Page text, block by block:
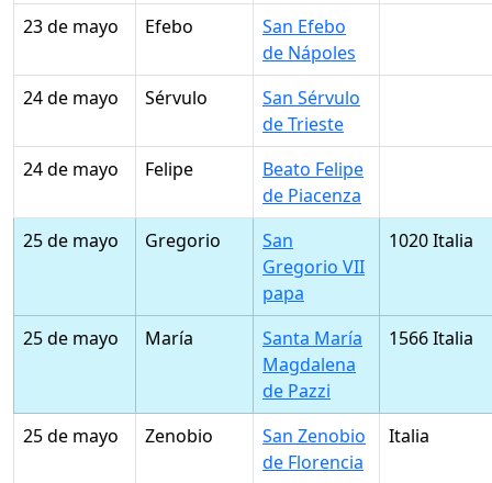
23 de mayo Efebo
San Efebo
de Nápoles
24 de mayo
Sérvulo
San Sérvulo
de Trieste
24 de mayo
Felipe
Beato Felipe
de Piacenza
25 de mayo
Gregorio
San
Gregorio VII
papa
1020 Italia
25 de mayo María
Santa María
Magdalena
de Pazzi
1566 Italia
25 de mayo Zenobio
San Zenobio
de Florencia
Italia